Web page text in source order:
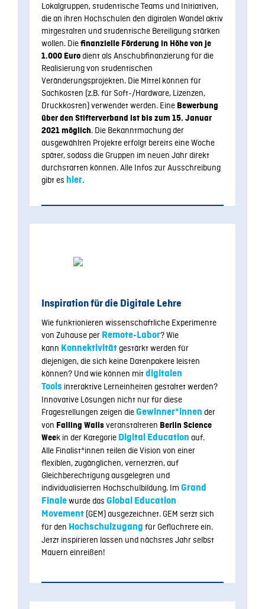
Lokalgruppen, studentische Teams und Initiativen,
die an ihren Hochschulen den digitalen Wandel aktiv
mitgestalten und studentische Beteiligung stärken
wollen. Die finanzielle Förderung in Höhe von je
1.000 Euro dient als Anschubfinanzierung für die
Realisierung von studentischen
Veränderungsprojekten. Die Mittel können für
Sachkosten (z.B. für Soft-/Hardware, Lizenzen,
Druckkosten) verwendet werden. Eine Bewerbung
über den Stifterverband ist bis zum 15. Januar
2021 möglich. Die Bekanntmachung der
ausgewählten Projekte erfolgt bereits eine Woche
später, sodass die Gruppen im neuen Jahr direkt
durchstarten können. Alle Infos zur Ausschreibung
gibt es hier.
Inspiration für die Digitale Lehre
Wie funktionieren wissenschaftliche Experimente
von Zuhause per Remote-Labor? Wie
kann Konnektivitätgestärkt werden für
diejenigen, die sich keine Datenpakete leisten
können? Und wie können mitdigitalen
Tools interaktive Lerneinheiten gestaltet werden?
Innovative Lösungen nicht nur für diese
Fragestellungen zeigen dieGewinner*innen der
von Falling Walls veranstalteten Berlin Science
Week in der Kategorie Digital Education auf.
Alle Finalist*innen teilen die Vision von einer
flexiblen, zugänglichen, vernetzten, auf
Gleichberechtigung ausgelegten und
individualisierten Hochschulbildung. Im Grand
Finalewurde das Global Education
Movement (GEM) ausgezeichnet. GEM setzt sich
für den Hochschulzugang für Geflüchtete ein.
Jetzt inspirieren lassen und nächstes Jahr selbst
Mauern einreißen!